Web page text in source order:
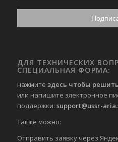
ДЛЯ ТЕХНИЧЕСКИХ
СПЕЦИАЛЬНАЯ ФОРМА:
нажмите здесь чтобы
или напишите электронное
поддержки: support@ussr-
Также можно:
Отправить заявку через